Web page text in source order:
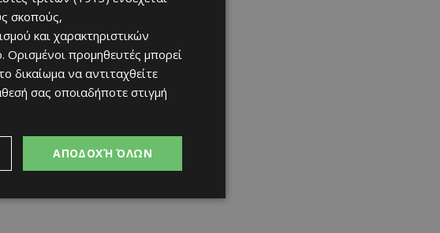
Και
αλλά
σκοπούς,
και χαρακτηριστικών
Ορισμένοι προμηθευτές μπορεί
δικαίωμα να αντιταχθείτε
σας οποιαδήποτε στιγμή
ΑΠΟΔΟΧΉ ΌΛΩΝ